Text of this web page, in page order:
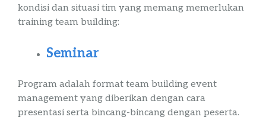
kondisi dan situasi tim yang memang memerlukan
training team building:
Seminar
Program adalah format team building event
management yang diberikan dengan cara
presentasi serta bincang-bincang dengan peserta.